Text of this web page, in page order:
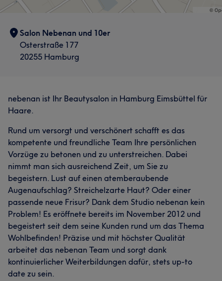
Salon Nebenan und 10er
Osterstraße 177
20255 Hamburg
nebenan ist Ihr Beautysalon in Hamburg Eimsbüttel für
Haare.
Rund um versorgt und verschönert schafft es das
kompetente und freundliche Team Ihre persönlichen
Vorzüge zu betonen und zu unterstreichen. Dabei
nimmt man sich ausreichend Zeit, um Sie zu
begeistern. Lust auf einen atemberaubende
Augenaufschlag? Streichelzarte Haut? Oder einer
passende neue Frisur? Dank dem Studio nebenan kein
Problem! Es eröffnete bereits im November 2012 und
begeistert seit dem seine Kunden rund um das Thema
Wohlbefinden! Präzise und mit höchster Qualität
arbeitet das nebenan Team und sorgt dank
kontinuierlicher Weiterbildungen dafür, stets up-to
date zu sein.